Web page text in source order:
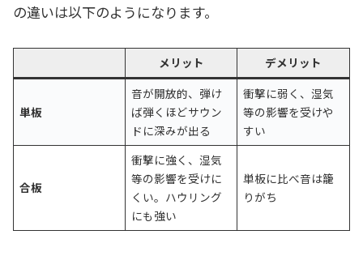
の違いは以下のようになります。
メリット デメリット
単板
音が開放的、弾け
ば弾くほどサウン
ドに深みが出る
衝撃に弱く、湿気
等の影響を受けや
すい
合板
衝撃に強く、湿気
等の影響を受けに
くい。ハウリング
にも強い
単板に比べ音は籠
りがち